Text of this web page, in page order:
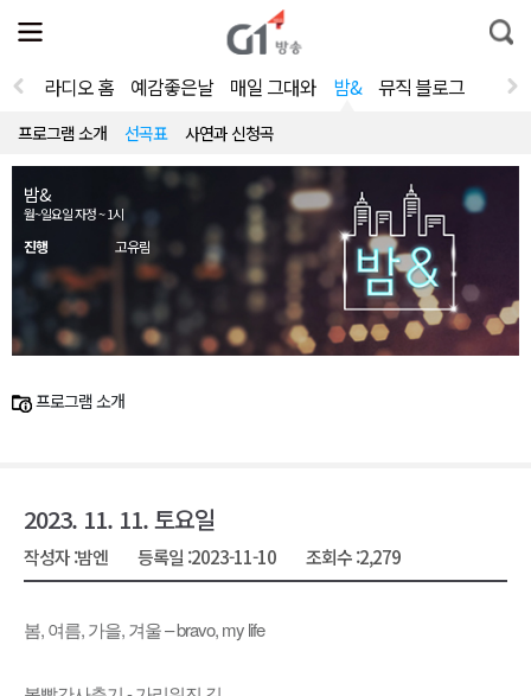
전
체
뉴
열
통
합
라디오 홈 예감좋은날 매일 그대와 밤& 뮤직 블로그
프로그램 소개 선곡표 사연과 신청곡
밤&
월~일요일 자정 ~ 1시
진행 고유림
프로그램 소개
2023. 11. 11. 토요일
작성자 :밤엔 등록일 :2023-11-10 조회수 :2,279
봄, 여름, 가을, 겨울 – bravo, my life